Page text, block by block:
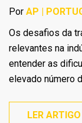
Por AP |
Os desafios da
relevantes na
entender as
elevado número
LER ARTIGO